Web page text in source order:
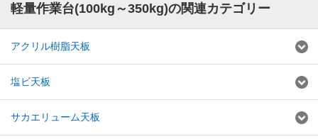
軽量作業台(100kg～350kg)の関連カテゴリー
アクリル樹脂天板
塩ビ天板
サカエリューム天板